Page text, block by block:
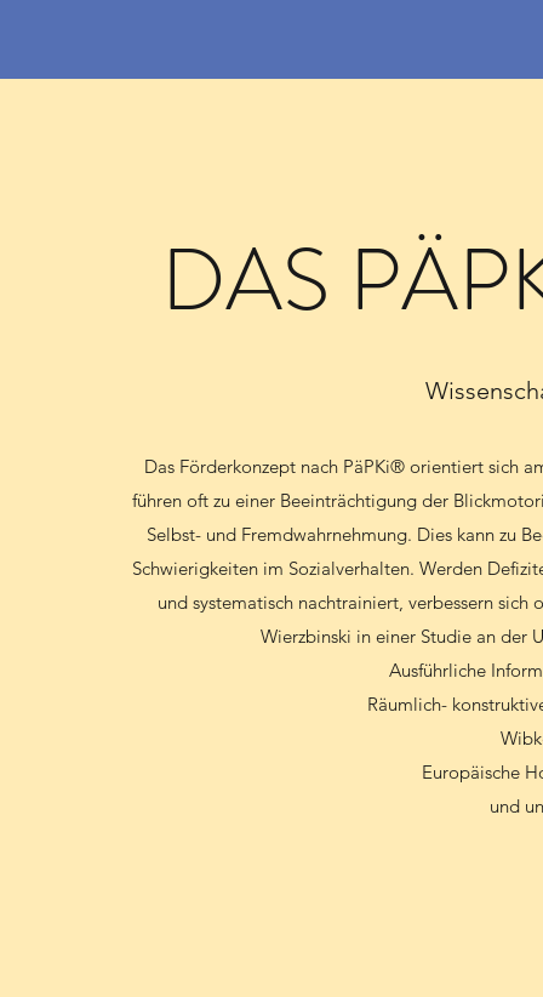
DAS
Das Förderkonzept nach PäPKi® orientiert sich
führen oft zu einer Beeinträchtigung der
Selbst- und Fremdwahrnehmung. Dies kann zu
Schwierigkeiten im Sozialverhalten. Werden
und systematisch nachtrainiert, verbessern
Wierzbinski in einer Studie an der
Ausführliche
Räumlich-
Europäische
und